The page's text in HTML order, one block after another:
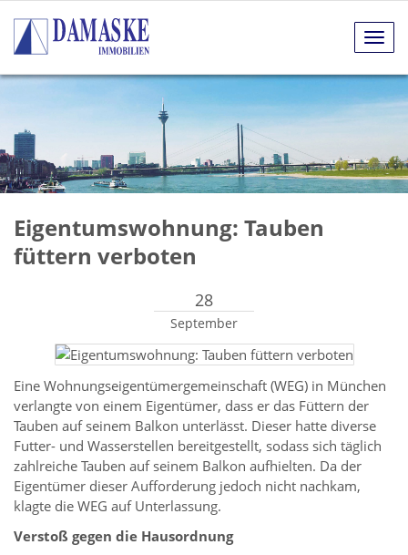
Eigentumswohnung: Tauben
füttern verboten
28
September
Eine Wohnungseigentümergemeinschaft (WEG) in München
verlangte von einem Eigentümer, dass er das Füttern der
Tauben auf seinem Balkon unterlässt. Dieser hatte diverse
Futter- und Wasserstellen bereitgestellt, sodass sich täglich
zahlreiche Tauben auf seinem Balkon aufhielten. Da der
Eigentümer dieser Aufforderung jedoch nicht nachkam,
klagte die WEG auf Unterlassung.
Verstoß gegen die Hausordnung